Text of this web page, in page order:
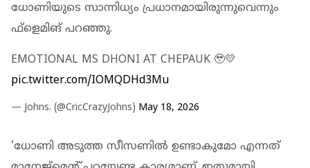
ധോണിയുടെ സാന്നിധ്യം പ്രധാനമായിരുന്നുവെന്നും
ഫ്‌ളെമിങ് പറഞ്ഞു.
EMOTIONAL MS DHONI AT CHEPAUK 🥹💛
pic.twitter.com/IOMQDHd3Mu
— Johns. (@CricCrazyJohns) May 18, 2026
'ധോണി അടുത്ത സീസണില്‍ ഉണ്ടാകുമോ എന്നത്